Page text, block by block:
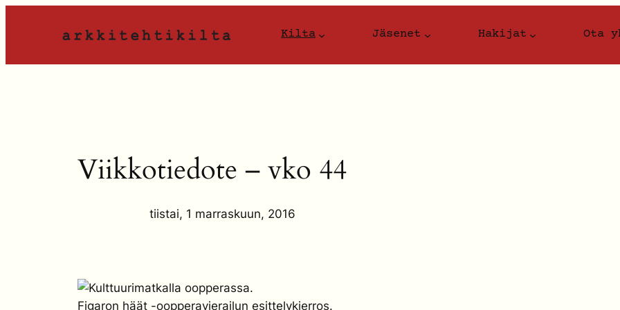
Kilta Jäsenet Hakijat Ota
Viikkotiedote – vko 44
tiistai, 1 marraskuun, 2016
Figaron häät -oopperavierailun esittelykierros.